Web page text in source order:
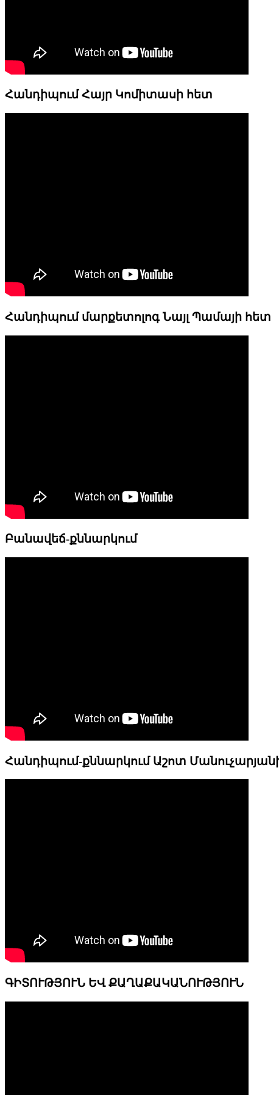
Հանդիպում Հայր Կոմիտասի հետ
Հանդիպում մարքետոլոգ Նայլ Պամայի հետ
Բանավեճ-քննարկում
Հանդիպում-քննարկում Աշոտ
ԳԻՏՈՒԹՅՈՒՆ ԵՎ ՔԱՂԱՔԱԿԱՆՈՒԹՅՈՒՆ